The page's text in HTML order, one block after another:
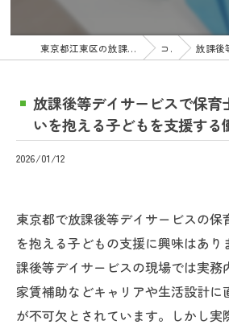
東京都江東区の放課後等デイサービスの求人ならたすきっず コラム 放課後等デイサービ
放課後等デイサービスで保育
いを抱える子どもを支援する
2026/01/12
東京都で放課後等デイサービスの保
を抱える子どもの支援に興味はあ
課後等デイサービスの現場では実務
家賃補助などキャリアや生活設計に
が不可欠とされています。しかし実